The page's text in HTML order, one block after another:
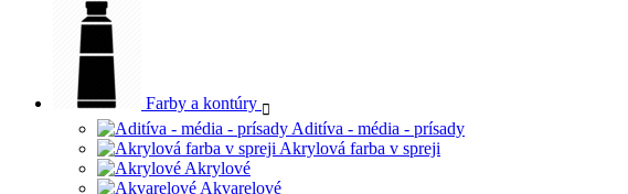
Farby a kontúry
Aditíva - média - prísady
Akrylová farba v spreji
Akrylové
Akvarelové